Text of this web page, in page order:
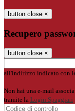
button close ×
Recupero
button close ×
all'indirizzo indicato con
Non hai una e-mail
tramite la Login Spaggiari